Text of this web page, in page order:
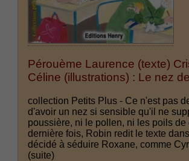
Pérouème Laurence (texte)
Céline (illustrations) : Le nez
collection Petits Plus - Ce n'est pas
d'avoir un nez si sensible qu'il ne
poussière, ni le pollen, ni les poils de
dernière fois, Robin redit le texte
décidé à séduire Roxane, comme
(suite)